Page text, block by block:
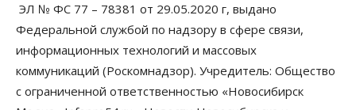
ЭЛ № ФС 77 – 78381 от 29.05.2020 г, выдано
Федеральной службой по надзору в сфере связи,
информационных технологий и массовых
коммуникаций (Роскомнадзор). Учредитель: Общество
с ограниченной ответственностью «Новосибирск